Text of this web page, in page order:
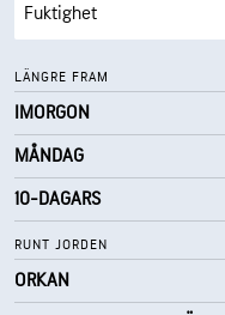
Fuktighet
Daggpunkt
AccuLumen Brightness
Molntäcke
Sikt
Molnbas
LÄNGRE FRAM
IMORGON
MÅNDAG
10-DAGARS
RUNT JORDEN
ORKAN